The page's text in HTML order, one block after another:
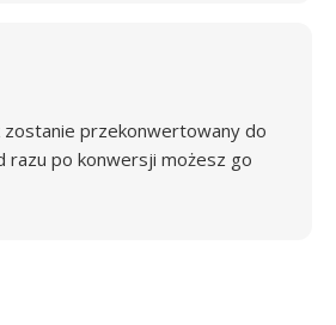
zostanie przekonwertowany do
razu po konwersji możesz go